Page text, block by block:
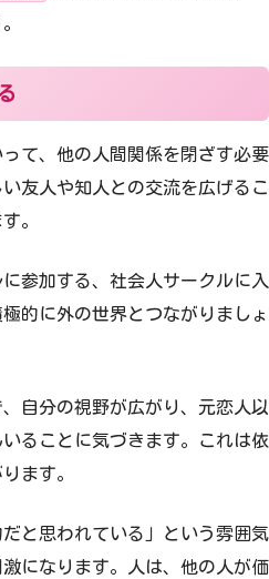
て、他の人間関係を閉ざす必要
友人や知人との交流を広げるこ
。
参加する、社会人サークルに入
的に外の世界とつながりましょ
自分の視野が広がり、元恋人以
ることに気づきます。これは依
ます。
と思われている」という雰囲気
になります。人は、他の人が価